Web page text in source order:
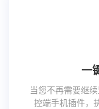
一
当您不再需要继
控端手机插件，